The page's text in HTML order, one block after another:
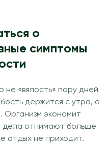
о
симптомы
не «вялость» пару дней
держится с утра, а
Организм экономит
дела отнимают больше
отдых не приходит.